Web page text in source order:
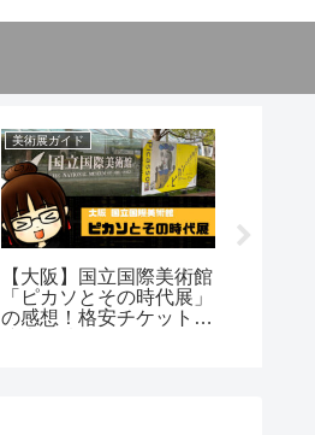
美術展ガイド
【大阪】国立国際美術館
「ピカソとその時代展」
の感想！格安チケットや